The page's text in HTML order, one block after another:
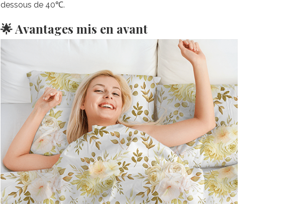
dessous de 40℃.
🌟 Avantages mis en avant